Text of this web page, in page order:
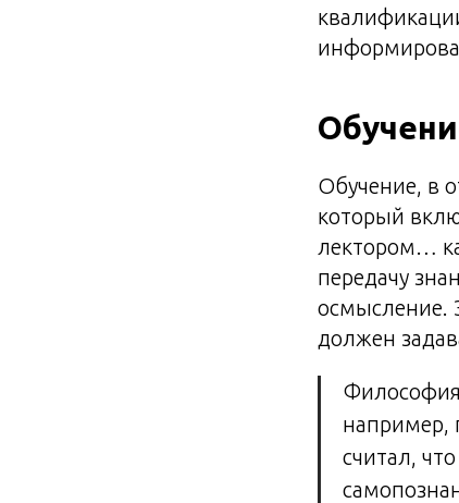
Обучение, в
который
лектором…
передачу
осмысление.
должен
Философия
например,
считал,